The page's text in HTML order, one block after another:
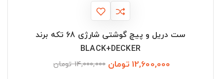
ست دریل و پیچ گوشتی شارژی 68 تکه برند
BLACK+DECKER
12,600,000 تومان 14,000,000 تومان